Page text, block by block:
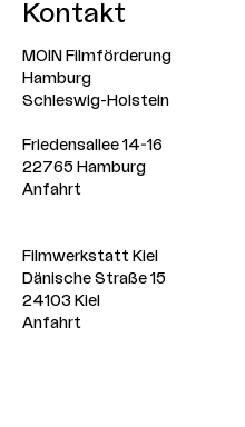
Kontakt
MOIN Filmförderung
Hamburg
Schleswig-Holstein
Friedensallee 14-16
22765 Hamburg
Anfahrt
Filmwerkstatt Kiel
Dänische Straße 15
24103 Kiel
Anfahrt